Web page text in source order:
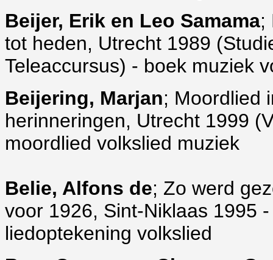
Beijer, Erik en Leo Samama;
tot heden, Utrecht 1989
Teleaccursus) - boek muziek
Beijering, Marjan; Moordlied
herinneringen, Utrecht 1999
moordlied volkslied muziek
Belie, Alfons de; Zo werd
voor 1926, Sint-Niklaas 1995
liedoptekening volkslied